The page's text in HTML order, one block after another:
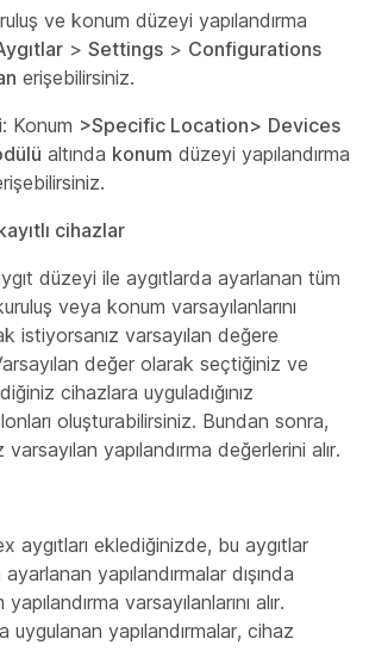
ve konum düzeyi yapılandırma
> Settings > Configurations
erişebilirsiniz.
Konum >Specific Location> Devices
altında konum düzeyi yapılandırma
cihazlar
düzeyi ile aygıtlarda ayarlanan tüm
veya konum varsayılanlarını
istiyorsanız varsayılan değere
değer olarak seçtiğiniz ve
cihazlara uyguladığınız
oluşturabilirsiniz. Bundan sonra,
yapılandırma değerlerini alır.
aygıtları eklediğinizde, bu aygıtlar
ayarlanan yapılandırmalar dışında
varsayılanlarını alır.
uygulanan yapılandırmalar, cihaz